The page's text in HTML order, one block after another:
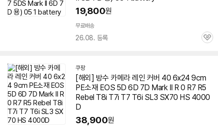
19,800원
무료배송
26.08. 등록
관
쿠팡
[해외] 방수 카메라 레인 커버 40 6x24 9cm
PE소재 EOS 5D 6D 7D MarkII R 0 R7 R5
Rebel T8i T7i T7 T6i SL3 SX70 HS 4000
D
38,900원